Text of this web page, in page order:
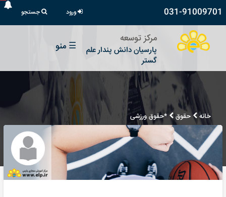
031-91009701 ورود جستجو
مرکز توسعه
پارسیان دانش پندار علم
گستر
☰ منو
خانه حقوق *حقوق ورزشی